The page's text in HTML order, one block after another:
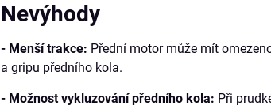
Nevýhody
- Menší trakce: Přední motor může mít
a gripu předního kola.
- Možnost vykluzování předního kola: Při